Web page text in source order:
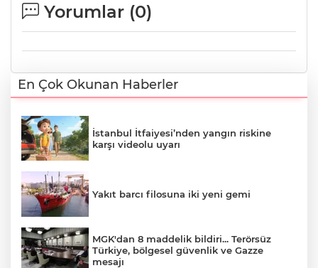
Yorumlar (0)
En Çok Okunan Haberler
İstanbul İtfaiyesi’nden yangın riskine
karşı videolu uyarı
Yakıt barcı filosuna iki yeni gemi
MGK'dan 8 maddelik bildiri... Terörsüz
Türkiye, bölgesel güvenlik ve Gazze
mesajı